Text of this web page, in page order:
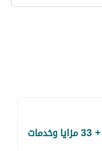
+ 33 مزايا وخدمات